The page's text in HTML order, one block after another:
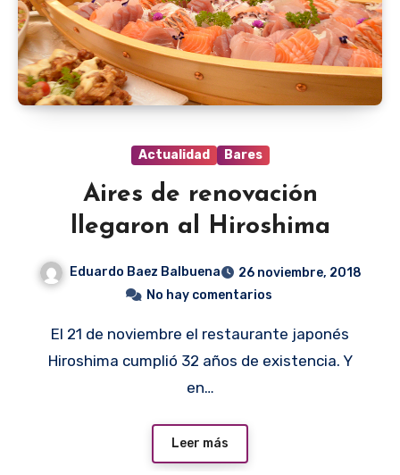
Actualidad Bares
Aires de renovación
llegaron al Hiroshima
Eduardo Baez Balbuena
26 noviembre, 2018
No hay comentarios
El 21 de noviembre el restaurante japonés
Hiroshima cumplió 32 años de existencia. Y
en…
Leer más